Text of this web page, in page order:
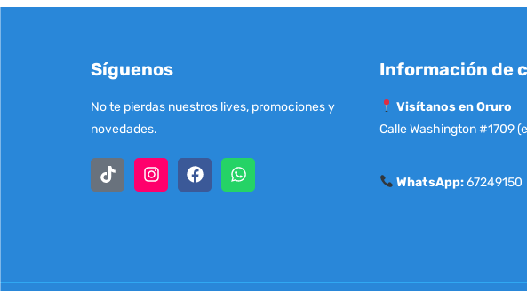
Síguenos
No te pierdas nuestros lives, promociones y
novedades.
Información de
Visítanos en Oruro
Calle Washington #1709
WhatsApp:67249150